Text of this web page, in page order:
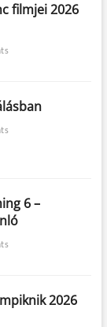
filmjei 2026
6 –
2026